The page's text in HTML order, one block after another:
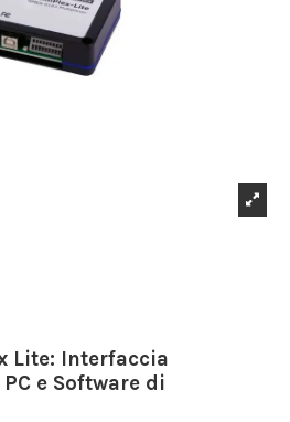
Lite: Interfaccia
e Software di